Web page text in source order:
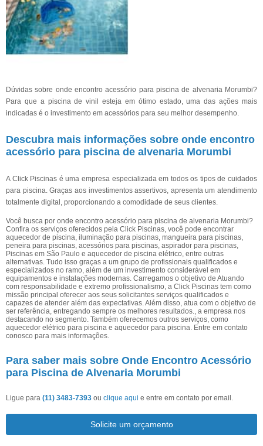
Dúvidas sobre onde encontro acessório para piscina de alvenaria Morumbi?
Para que a piscina de vinil esteja em ótimo estado, uma das ações mais
indicadas é o investimento em acessórios para seu melhor desempenho.
Descubra mais informações sobre onde encontro
acessório para piscina de alvenaria Morumbi
A Click Piscinas é uma empresa especializada em todos os tipos de cuidados
para piscina. Graças aos investimentos assertivos, apresenta um atendimento
totalmente digital, proporcionando a comodidade de seus clientes.
Você busca por onde encontro acessório para piscina de alvenaria Morumbi?
Confira os serviços oferecidos pela Click Piscinas, você pode encontrar
aquecedor de piscina, iluminação para piscinas, mangueira para piscinas,
peneira para piscinas, acessórios para piscinas, aspirador para piscinas,
Piscinas em São Paulo e aquecedor de piscina elétrico, entre outras
alternativas. Tudo isso graças a um grupo de profissionais qualificados e
especializados no ramo, além de um investimento considerável em
equipamentos e instalações modernas. Carregamos o objetivo de Atuando
com responsabilidade e extremo profissionalismo, a Click Piscinas tem como
missão principal oferecer aos seus solicitantes serviços qualificados e
capazes de atender além das expectativas. Além disso, atua com o objetivo de
ser referência, entregando sempre os melhores resultados., a empresa nos
destacando no segmento. Também oferecemos outros serviços, como
aquecedor elétrico para piscina e aquecedor para piscina. Entre em contato
conosco para mais informações.
Para saber mais sobre Onde Encontro Acessório
para Piscina de Alvenaria Morumbi
Ligue para (11) 3483-7393 ou clique aqui e entre em contato por email.
Solicite um orçamento